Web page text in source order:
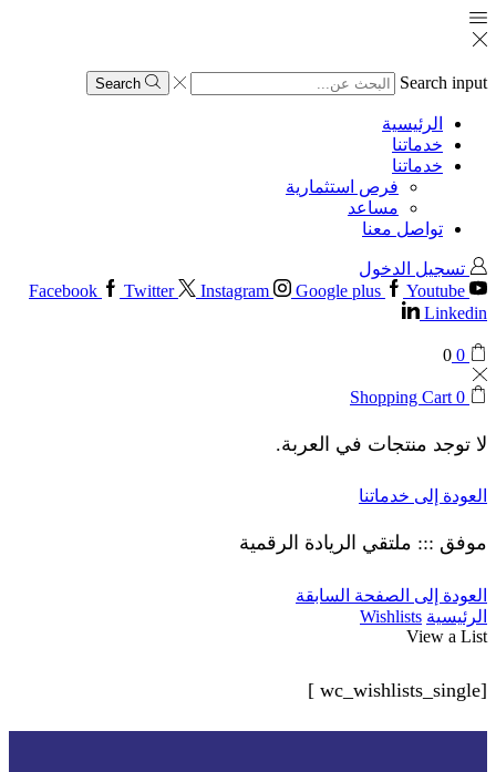
Search input
Search
الرئيسية
خدماتنا
خدماتنا
فرص استثمارية
مساعد
تواصل معنا
تسجيل الدخول
Facebook
Twitter Instagram Google plus
Youtube
Linkedin
0
0
0
Shopping Cart
لا توجد منتجات في العربة.
العودة إلى خدماتنا
موفق ::: ملتقي الريادة الرقمية
العودة إلى الصفحة السابقة
الرئيسية Wishlists
View a List
[wc_wishlists_single ]